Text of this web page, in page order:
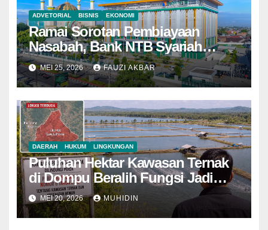
ADVETORIAL BISNIS EKONOMI
Ramai Sorotan Pembiayaan
Nasabah, Bank NTB Syariah
Tegaskan Semua Sesuai
Prosedur
MEI 25, 2026 FAUZI AKBAR
DAERAH HUKUM LINGKUNGAN
Puluhan Hektar Kawasan Ternak
di Dompu Beralih Fungsi Jadi
Tambak Udang
MEI 20, 2026 MUHIDIN